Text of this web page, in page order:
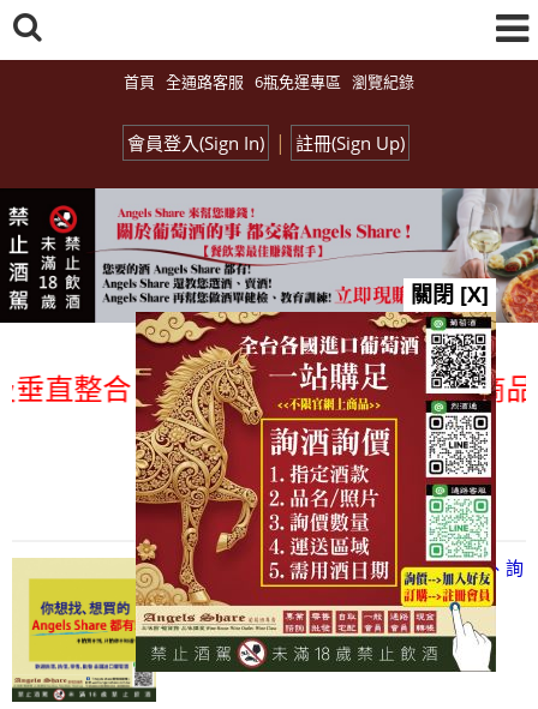
首頁 全通路客服 6瓶免運專區 瀏覽紀錄
會員登入(Sign In) | 註冊(Sign Up)
整合、一次購足」各國進口酒類商品
總覽-促銷&活動
all events
【凡酒問Angels Share】線上選酒、詢
(尋)酒、詢價、零售、批發，看這裡!
2024/03/01
關閉 [X]